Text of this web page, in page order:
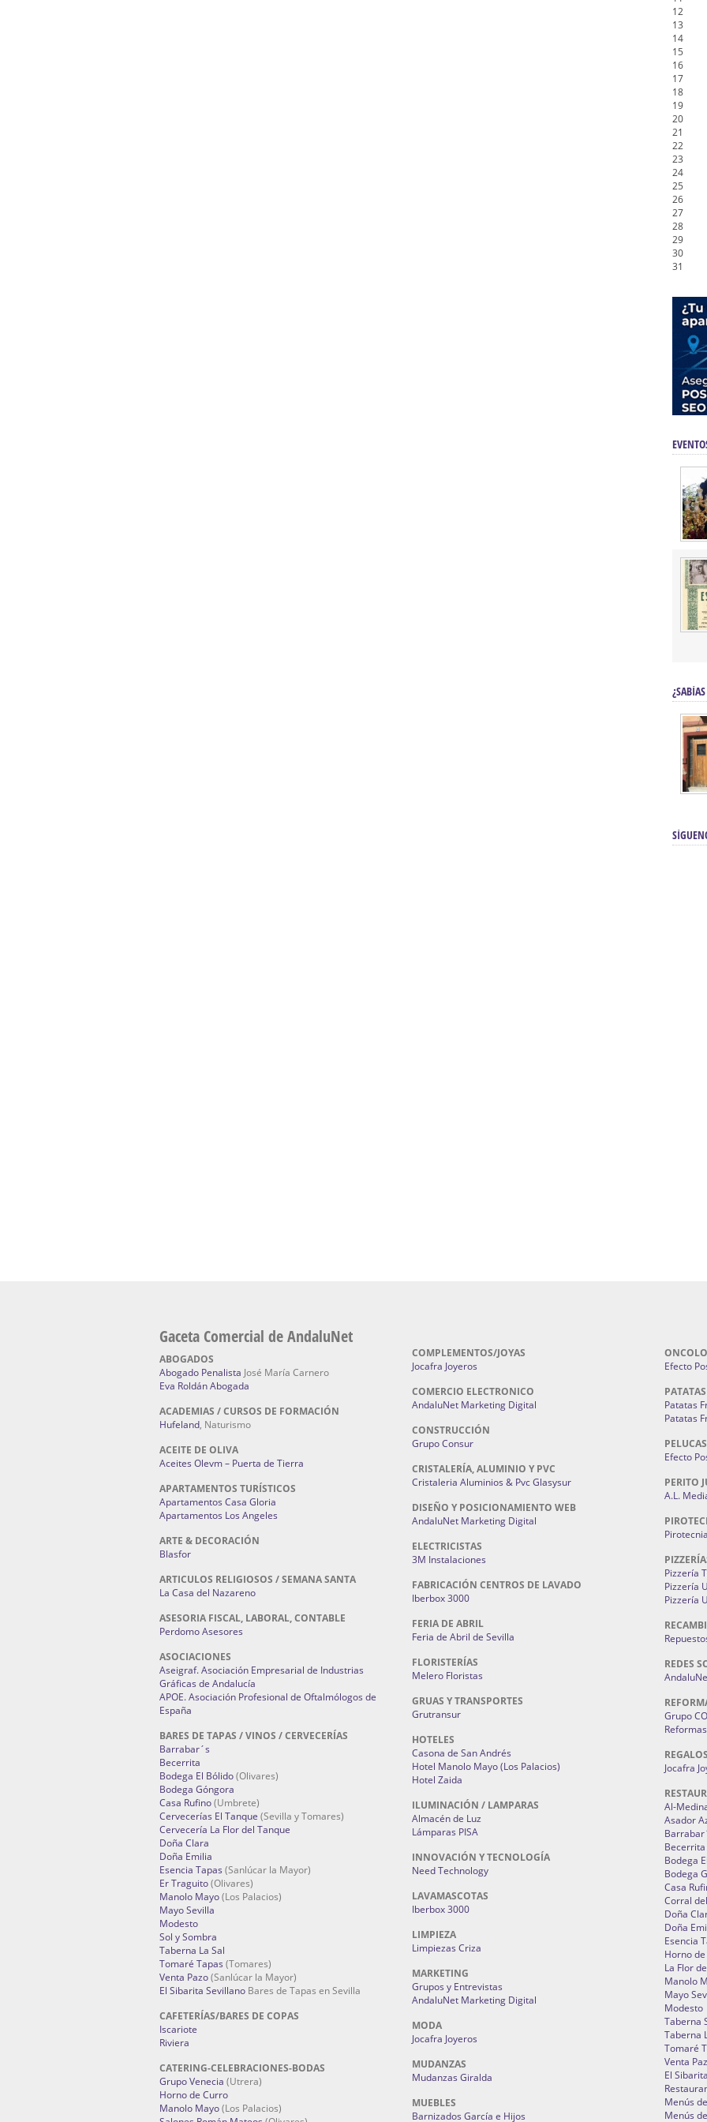
12
13
14
15
16
17
18
19
20
21
22
23
24
25
26
27
28
29
30
31
Gaceta Comercial de AndaluNet
ABOGADOS
Abogado Penalista José María Carnero
Eva Roldán Abogada
ACADEMIAS / CURSOS DE FORMACIÓN
Hufeland, Naturismo
ACEITE DE OLIVA
Aceites Olevm – Puerta de Tierra
APARTAMENTOS TURÍSTICOS
Apartamentos Casa Gloria
Apartamentos Los Angeles
ARTE & DECORACIÓN
Blasfor
ARTICULOS RELIGIOSOS / SEMANA SANTA
La Casa del Nazareno
ASESORIA FISCAL, LABORAL, CONTABLE
Perdomo Asesores
ASOCIACIONES
Aseigraf. Asociación Empresarial de Industrias
Gráficas de Andalucía
APOE. Asociación Profesional de Oftalmólogos de
España
BARES DE TAPAS / VINOS / CERVECERÍAS
Barrabar´s
Becerrita
Bodega El Bólido(Olivares)
Bodega Góngora
Casa Rufino(Umbrete)
Cervecerías El Tanque (Sevilla y Tomares)
Cervecería La Flor del Tanque
Doña Clara
Doña Emilia
Esencia Tapas (Sanlúcar la Mayor)
Er Traguito(Olivares)
Manolo Mayo(Los Palacios)
Mayo Sevilla
Modesto
Sol y Sombra
Taberna La Sal
Tomaré Tapas (Tomares)
Venta Pazo(Sanlúcar la Mayor)
El Sibarita Sevillano Bares de Tapas en Sevilla
CAFETERÍAS/BARES DE COPAS
Iscariote
Riviera
CATERING-CELEBRACIONES-BODAS
Grupo Venecia (Utrera)
Horno de Curro
Manolo Mayo(Los Palacios)
COMPLEMENTOS/JOYAS
Jocafra Joyeros
COMERCIO ELECTRONICO
AndaluNet Marketing Digital
CONSTRUCCIÓN
Grupo Consur
CRISTALERÍA, ALUMINIO Y PVC
Cristaleria Aluminios & Pvc Glasysur
DISEÑO Y POSICIONAMIENTO WEB
AndaluNet Marketing Digital
ELECTRICISTAS
3M Instalaciones
FABRICACIÓN CENTROS DE LAVADO
Iberbox 3000
FERIA DE ABRIL
Feria de Abril de Sevilla
FLORISTERÍAS
Melero Floristas
GRUAS Y TRANSPORTES
Grutransur
HOTELES
Casona de San Andrés
Hotel Manolo Mayo (Los Palacios)
Hotel Zaida
ILUMINACIÓN / LAMPARAS
Almacén de Luz
Lámparas PISA
INNOVACIÓN Y TECNOLOGÍA
Need Technology
LAVAMASCOTAS
Iberbox 3000
LIMPIEZA
Limpiezas Criza
MARKETING
Grupos y Entrevistas
AndaluNet Marketing Digital
MODA
Jocafra Joyeros
MUDANZAS
Mudanzas Giralda
MUEBLES
Barnizados García e Hijos
Efecto
Patatas
Patatas
PELUCAS
Efecto
PERITO
A.L.
Pizzería
Pizzería
Pizzería
REDES
Grupo
Jocafra
Al-
Asador
Becerrita
Bodega
Bodega
Casa
Corral
Doña
Doña
Esencia
Horno
La Flor
Manolo
Mayo
Modesto
Taberna
Taberna
Tomaré
Venta
El
Menús
Menús